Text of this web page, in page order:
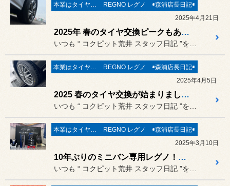
REGNO レグノ
◉森浦店長日記◉
2025年4月21日
2025年 春のタイヤ交換ピークもあと少し！？ 新しいREGNOも好評ですが、エコピアNH200が定番人気ですね(*´˘`*)♡ お出掛け前の点検も是非お任せください！
REGNO レグノ
◉森浦店長日記◉
2025年4月5日
2025 春のタイヤ交換が始まりました (・ω<) / 今年の注目はやはり“REGNO” ですね♡
REGNO レグノ
◉森浦店長日記◉
2025年3月10日
10年ぶりのミニバン専用レグノ！『 REGNO GR-XⅢ TYPE RV 』体感試乗会 参加レポート！